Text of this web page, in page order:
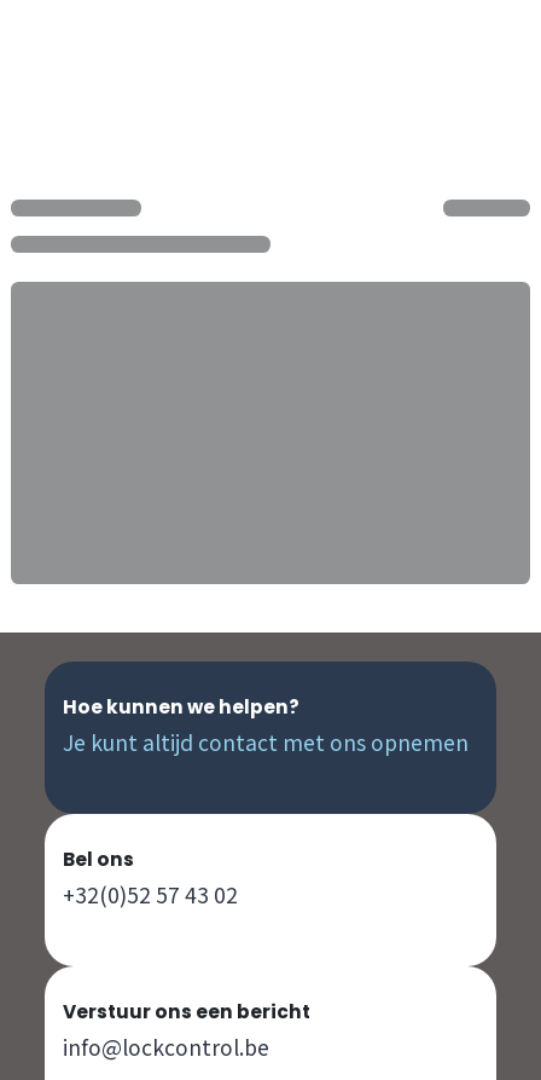
Hoe kunnen we helpen?
Je kunt altijd contact met ons opnemen
Bel ons
+32(0)52 57 43 02
Verstuur ons een bericht
info@lockcontrol.be